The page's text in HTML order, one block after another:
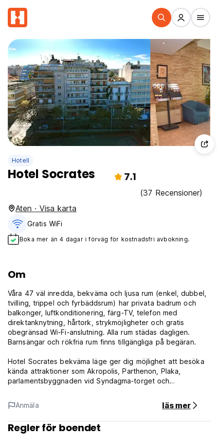
Hotell
Hotel Socrates 7.1
(37 Recensioner)
Aten · Visa karta
Gratis WiFi
Boka mer än 4 dagar i förväg för kostnadsfri avbokning.
Om
Våra 47 väl inredda, bekväma och ljusa rum (enkel, dubbel,
tvilling, trippel och fyrbäddsrum) har privata badrum och
balkonger, luftkonditionering, färg-TV, telefon med
direktanknytning, hårtork, strykmöjligheter och gratis
obegränsad Wi-Fi-anslutning. Alla rum städas dagligen.
Barnsängar och rökfria rum finns tillgängliga på begäran.
Hotel Socrates bekväma läge ger dig möjlighet att besöka
kända attraktioner som Akropolis, Parthenon, Plaka,
parlamentsbyggnaden vid Syndagma-torget och
Hotellets restaurang erbjuder också möjlighet att njuta av
snacks och måltider, inklusive grillade specialiteter och
hemlagade grekiska rätter, under dagen och kvällen.
Anmäla läs mer
Regler för boendet